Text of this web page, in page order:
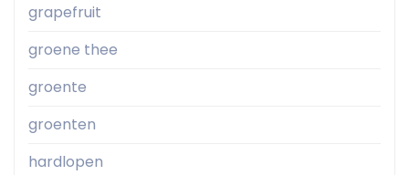
grapefruit
groene thee
groente
groenten
hardlopen